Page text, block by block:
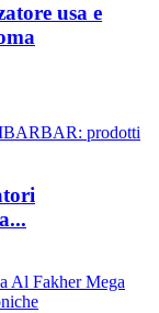
usa e